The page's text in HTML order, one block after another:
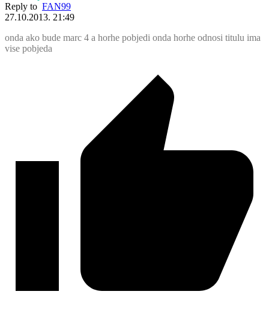
Reply to FAN99
27.10.2013. 21:49
onda ako bude marc 4 a horhe pobjedi onda horhe odnosi titulu ima
vise pobjeda